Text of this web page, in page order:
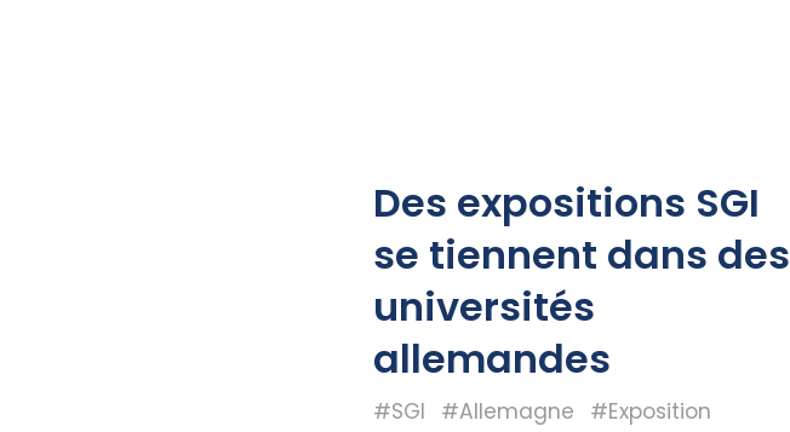
Des expositions SGI
se tiennent dans des
universités
allemandes
#SGI #Allemagne #Exposition